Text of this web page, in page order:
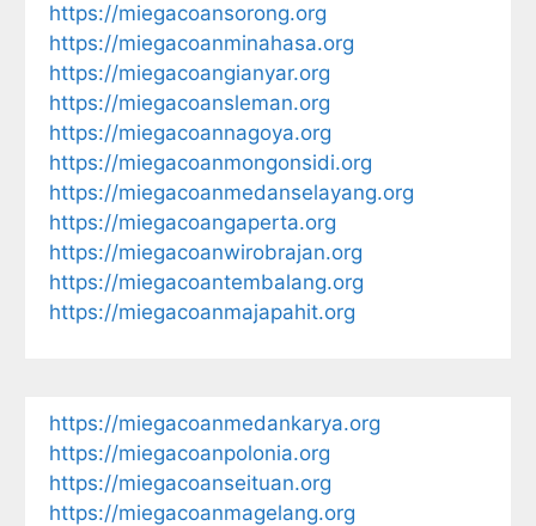
https://miegacoansorong.org
https://miegacoanminahasa.org
https://miegacoangianyar.org
https://miegacoansleman.org
https://miegacoannagoya.org
https://miegacoanmongonsidi.org
https://miegacoanmedanselayang.org
https://miegacoangaperta.org
https://miegacoanwirobrajan.org
https://miegacoantembalang.org
https://miegacoanmajapahit.org
https://miegacoanmedankarya.org
https://miegacoanpolonia.org
https://miegacoanseituan.org
https://miegacoanmagelang.org